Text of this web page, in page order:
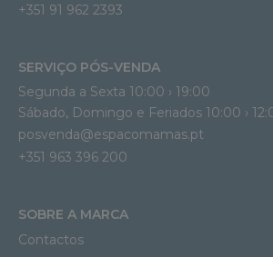
+351 91 962 2393
SERVIÇO PÓS-VENDA
Segunda a Sexta 10:00 › 19:00
Sábado, Domingo e Feriados 10:00 ›
posvenda@espacomamas.pt
+351 963 396 200
SOBRE A MARCA
Contactos